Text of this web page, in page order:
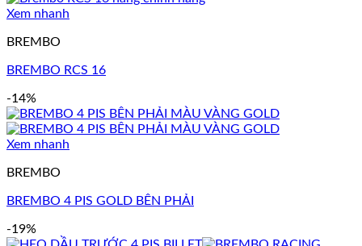
Xem nhanh
BREMBO
BREMBO RCS 16
-14%
Xem nhanh
BREMBO
BREMBO 4 PIS GOLD BÊN PHẢI
-19%